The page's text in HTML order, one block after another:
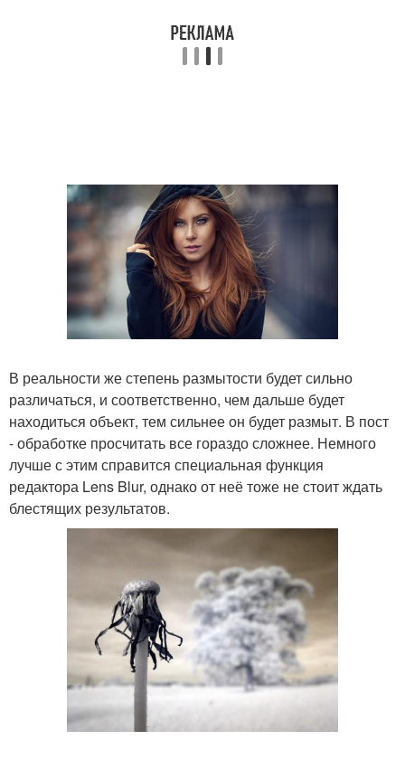
В реальности же степень размытости будет сильно
различаться, и соответственно, чем дальше будет
находиться объект, тем сильнее он будет размыт. В пост
- обработке просчитать все гораздо сложнее. Немного
лучше с этим справится специальная функция
редактора Lens Blur, однако от неё тоже не стоит ждать
блестящих результатов.